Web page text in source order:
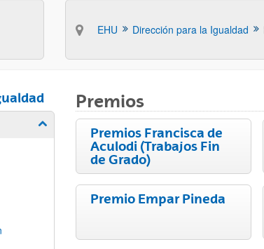
EHU Dirección para la Igualdad
Mostrar/ocultar subpáginas
Premios
Premios Francisca de
Aculodi (Trabajos Fin
de Grado)
Premio Empar Pineda